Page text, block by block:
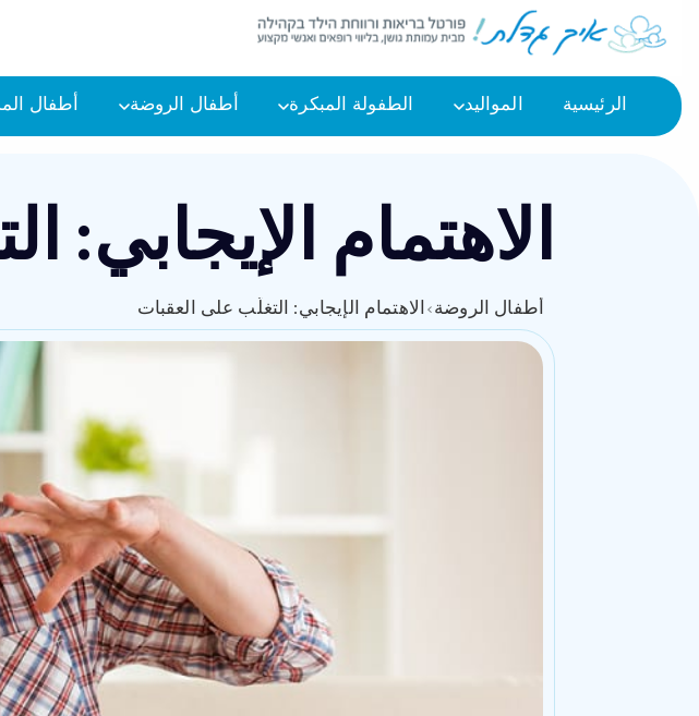
الرئيسية المواليد الطفولة المبكرة أطفال الروضة أطفال
الاهتمام الإيجابي:
أطفال الروضة› الاهتمام الإيجابي: التغلّب على العقبات